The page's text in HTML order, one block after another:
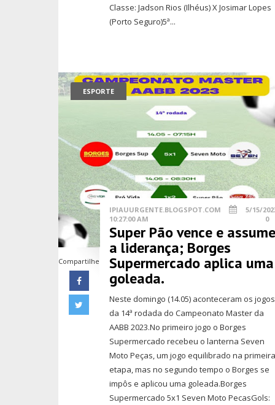
Classe: Jadson Rios (Ilhéus) X Josimar Lopes
(Porto Seguro)5ª...
ESPORTE
Compartilhe
IPIAUURGENTE.BLOGSPOT.COM
5/15/
10:27:00 AM
0
Super Pão vence e
a liderança; Borges
Supermercado aplica uma
goleada.
Neste domingo (14.05) aconteceram os jogos
da 14ª rodada do Campeonato Master da
AABB 2023.No primeiro jogo o Borges
Supermercado recebeu o lanterna Seven
Moto Peças, um jogo equilibrado na
etapa, mas no segundo tempo o Borges se
impôs e aplicou uma goleada.Borges
Supermercado 5x1 Seven Moto PecasGols: